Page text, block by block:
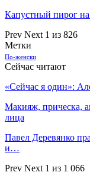
Капустный пирог
Prev Next 1 из 826
Метки
По-женски
Сейчас читают
«Сейчас я один»:
Макияж, прическа,
лица
Павел Деревянко
и…
Prev Next 1 из 1 066